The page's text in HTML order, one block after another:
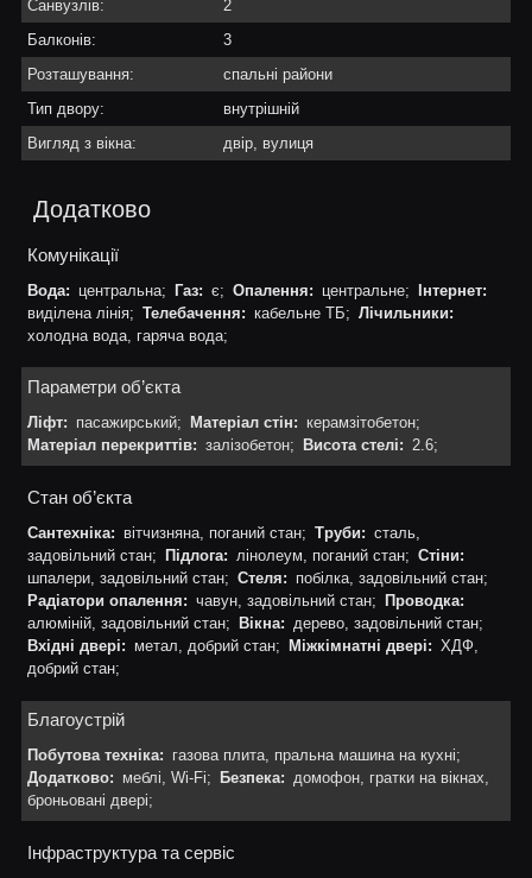
Санвузлів:
2
Балконів:
3
Розташування:
спальні райони
Тип двору:
внутрішній
Вигляд з вікна:
двір, вулиця
Додатково
Комунікації
Вода: центральна; Газ: є; Опалення: центральне; Інтернет:
виділена лінія; Телебачення: кабельне ТБ; Лічильники:
холодна вода, гаряча вода;
Параметри об’єкта
Ліфт: пасажирський; Матеріал стін: керамзітобетон;
Матеріал перекриттів: залізобетон; Висота стелі: 2.6;
Стан об’єкта
Сантехніка: вітчизняна, поганий стан; Труби: сталь,
задовільний стан;
Підлога: лінолеум, поганий стан; Стіни:
шпалери, задовільний стан; Стеля: побілка, задовільний стан;
Радіатори опалення: чавун, задовільний стан;
Проводка:
алюміній, задовільний стан;
Вікна: дерево, задовільний стан;
Вхідні двері: метал, добрий стан; Міжкімнатні двері: ХДФ,
добрий стан;
Благоустрій
Побутова техніка: газова плита, пральна машина на кухні;
Додатково: меблі, Wi-Fi; Безпека: домофон, гратки на вікнах,
броньовані двері;
Інфраструктура та сервіс